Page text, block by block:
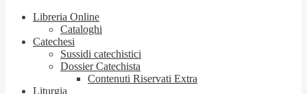
Libreria Online
Cataloghi
Catechesi
Sussidi catechistici
Dossier Catechista
Contenuti Riservati Extra
Liturgia